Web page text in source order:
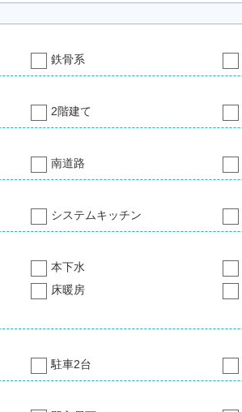
鉄骨系
2階建て
南道路
システムキッチン
本下水
床暖房
駐車2台